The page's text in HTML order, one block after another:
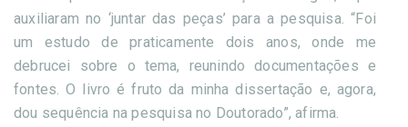
auxiliaram no ‘juntar das peças’ para a pesquisa. “Foi
um estudo de praticamente dois anos, onde me
debrucei sobre o tema, reunindo documentações e
fontes. O livro é fruto da minha dissertação e, agora,
dou sequência na pesquisa no Doutorado”, afirma.